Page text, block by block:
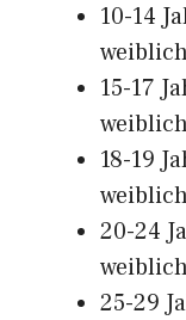
10-14
15-17
18-19
20-24
25-29